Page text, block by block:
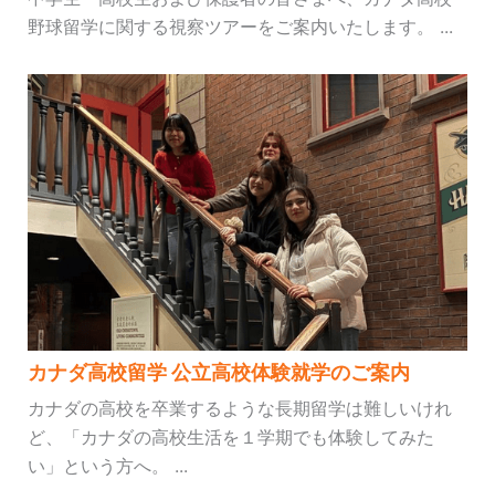
野球留学に関する視察ツアーをご案内いたします。 ...
カナダ高校留学 公立高校体験就学のご案内
カナダの高校を卒業するような長期留学は難しいけれ
ど、「カナダの高校生活を１学期でも体験してみた
い」という方へ。 ...